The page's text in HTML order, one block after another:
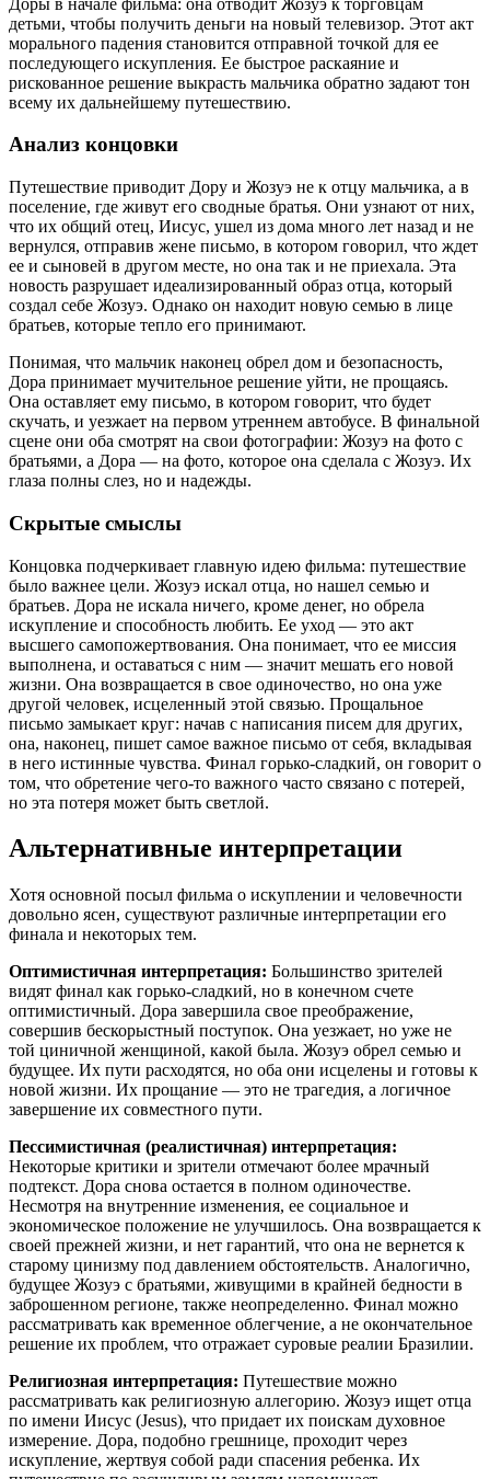
детьми, чтобы получить деньги на новый телевизор. Этот акт
морального падения становится отправной точкой для ее
последующего искупления. Ее быстрое раскаяние и
рискованное решение выкрасть мальчика обратно задают тон
всему их дальнейшему путешествию.
Анализ концовки
Путешествие приводит Дору и Жозуэ не к отцу мальчика, а в
поселение, где живут его сводные братья. Они узнают от них,
что их общий отец, Иисус, ушел из дома много лет назад и не
вернулся, отправив жене письмо, в котором говорил, что ждет
ее и сыновей в другом месте, но она так и не приехала. Эта
новость разрушает идеализированный образ отца, который
создал себе Жозуэ. Однако он находит новую семью в лице
братьев, которые тепло его принимают.
Понимая, что мальчик наконец обрел дом и безопасность,
Дора принимает мучительное решение уйти, не прощаясь.
Она оставляет ему письмо, в котором говорит, что будет
скучать, и уезжает на первом утреннем автобусе. В финальной
сцене они оба смотрят на свои фотографии: Жозуэ на фото с
братьями, а Дора — на фото, которое она сделала с Жозуэ. Их
глаза полны слез, но и надежды.
Скрытые смыслы
Концовка подчеркивает главную идею фильма: путешествие
было важнее цели. Жозуэ искал отца, но нашел семью и
братьев. Дора не искала ничего, кроме денег, но обрела
искупление и способность любить. Ее уход — это акт
высшего самопожертвования. Она понимает, что ее миссия
выполнена, и оставаться с ним — значит мешать его новой
жизни. Она возвращается в свое одиночество, но она уже
другой человек, исцеленный этой связью. Прощальное
письмо замыкает круг: начав с написания писем для других,
она, наконец, пишет самое важное письмо от себя, вкладывая
в него истинные чувства. Финал горько-сладкий, он говорит о
том, что обретение чего-то важного часто связано с потерей,
но эта потеря может быть светлой.
Альтернативные интерпретации
Хотя основной посыл фильма о искуплении и человечности
довольно ясен, существуют различные интерпретации его
финала и некоторых тем.
Оптимистичная интерпретация: Большинство зрителей
видят финал как горько-сладкий, но в конечном счете
оптимистичный. Дора завершила свое преображение,
совершив бескорыстный поступок. Она уезжает, но уже не
той циничной женщиной, какой была. Жозуэ обрел семью и
будущее. Их пути расходятся, но оба они исцелены и готовы к
новой жизни. Их прощание — это не трагедия, а логичное
завершение их совместного пути.
Пессимистичная (реалистичная) интерпретация:
Некоторые критики и зрители отмечают более мрачный
подтекст. Дора снова остается в полном одиночестве.
Несмотря на внутренние изменения, ее социальное и
экономическое положение не улучшилось. Она возвращается к
своей прежней жизни, и нет гарантий, что она не вернется к
старому цинизму под давлением обстоятельств. Аналогично,
будущее Жозуэ с братьями, живущими в крайней бедности в
заброшенном регионе, также неопределенно. Финал можно
рассматривать как временное облегчение, а не окончательное
решение их проблем, что отражает суровые реалии Бразилии.
Религиозная интерпретация: Путешествие можно
рассматривать как религиозную аллегорию. Жозуэ ищет отца
по имени Иисус (Jesus), что придает их поискам духовное
измерение. Дора, подобно грешнице, проходит через
искупление, жертвуя собой ради спасения ребенка. Их